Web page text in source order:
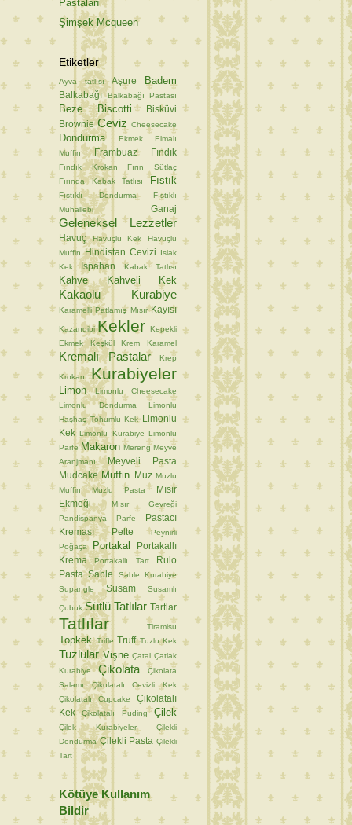
Pastaları
Şimşek Mcqueen
Etiketler
Ayva tatlısı Aşure Badem
Balkabağı Balkabağı Pastası
Beze Biscotti
Bisküvi
Brownie Ceviz Cheesecake
Dondurma Ekmek
Elmalı
Muffin
Frambuaz Fındık
Fındık Krokan
Fırın Sütlaç
Fırında Kabak Tatlısı
Fıstık
Fıstıklı Dondurma
Fıstıklı
Muhallebi
Ganaj
Geleneksel Lezzetler
Havuç Havuçlu Kek
Havuçlu
Muffin Hindistan Cevizi
Islak
Kek
Ispahan Kabak Tatlısı
Kahve Kahveli Kek
Kakaolu Kurabiye
Karamelli Patlamış Mısır Kayısı
Kazandibi Kekler Kepekli
Ekmek
Keşkül Krem Karamel
Kremalı Pastalar Krep
Krokan Kurabiyeler
Limon
Limonlu Cheesecake
Limonlu Dondurma
Limonlu
Haşhaş Tohumlu Kek
Limonlu
Kek Limonlu Kurabiye Limonlu
Parfe Makaron Mereng Meyve
Aranjmanı
Meyveli Pasta
Mudcake Muffin Muz Muzlu
Muffin
Muzlu Pasta
Mısır
Ekmeği
Mısır Gevreği
Pandispanya
Parfe
Pastacı
Kreması
Pelte
Peynirli
Poğaça
Portakal
Portakallı
Krema
Portakallı Tart
Rulo
Pasta Sable
Sable Kurabiye
Supangle
Susam Susamlı
Çubuk Sütlü Tatlılar Tartlar
Tatlılar Tiramisu
Topkek Trifle Truff Tuzlu Kek
Tuzlular Vişne Çatal Çatlak
Kurabiye
Çikolata
Çikolata
Salamı
Çikolatalı Cevizli Kek
Çikolatalı Cupcake
Çikolatalı
Kek
Çikolatalı Puding Çilek
Çilek Kurabiyeler
Çilekli
Dondurma Çilekli Pasta Çilekli
Tart
Kötüye Kullanım
Bildir